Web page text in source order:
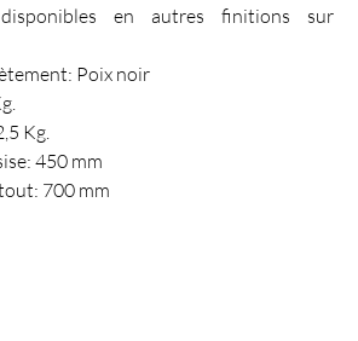
disponibles en autres finitions sur
Poix noir
Kg.
450 mm
700 mm